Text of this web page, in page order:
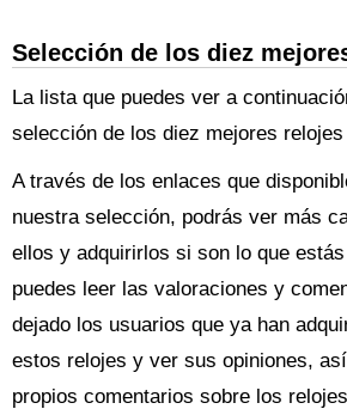
Selección de los diez
La lista que puedes ver a
selección de los diez mejores
A través de los enlaces que
nuestra selección, podrás ver más
ellos y adquirirlos si son lo que
puedes leer las valoraciones y
dejado los usuarios que ya han
estos relojes y ver sus opiniones,
propios comentarios sobre los